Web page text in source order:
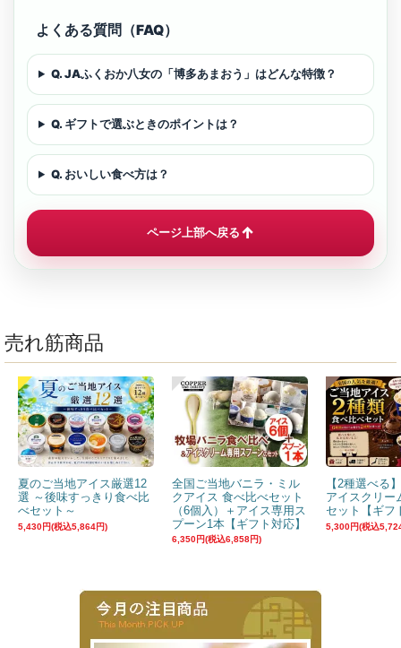
よくある質問（FAQ）
Q. JAふくおか八女の「博多あまおう」はどんな特徴？
Q. ギフトで選ぶときのポイントは？
Q. おいしい食べ方は？
ページ上部へ戻る ↑
売れ筋商品
夏のご当地アイス厳選12
選 ～後味すっきり食べ比
べセット～
5,430円(税込5,864円)
全国ご当地バニラ・ミル
クアイス 食べ比べセット
（6個入）＋アイス専用ス
プーン1本【ギフト対応】
6,350円(税込6,858円)
【2種選べる
アイスクリー
セット【ギフ
5,300円(税込